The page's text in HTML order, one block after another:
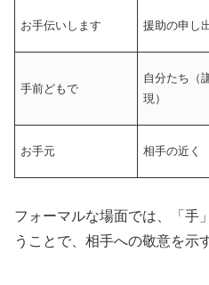
お手伝いします 援助の申し
手前どもで
自分たち（
現）
お手元 相手の近く
フォーマルな場面では、「手
うことで、相手への敬意を示